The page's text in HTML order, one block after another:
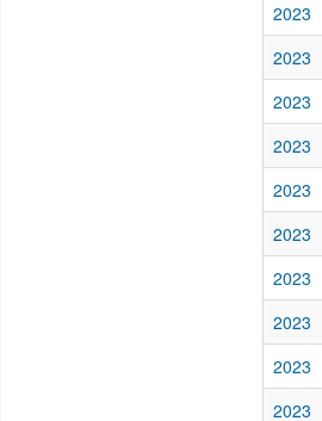
2023
2023
2023
2023
2023
2023
2023
2023
2023
2023